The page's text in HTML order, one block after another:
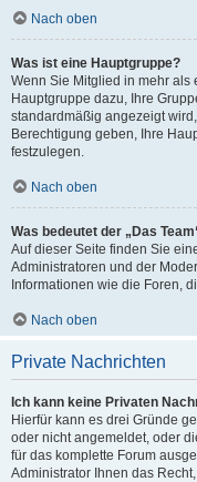
Nach oben
Was ist eine Hauptgruppe?
Wenn Sie Mitglied in mehr als
Hauptgruppe dazu, Ihre
standardmäßig angezeigt
Berechtigung geben, Ihre
festzulegen.
Nach oben
Was bedeutet der „Das
Auf dieser Seite finden Sie
Administratoren und der
Informationen wie die Foren,
Nach oben
Private Nachrichten
Ich kann keine Privaten
Hierfür kann es drei Gründe
oder nicht angemeldet, oder
für das komplette Forum
Administrator Ihnen das